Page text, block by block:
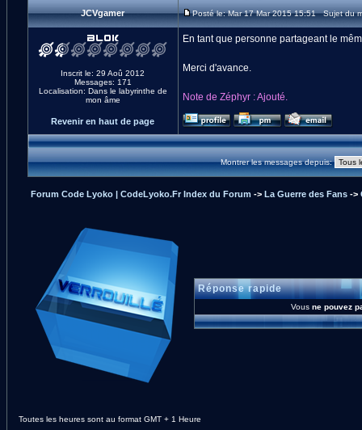
JCVgamer Posté le: Mar 17 Mar 2015 15:51 Sujet du
Inscrit le: 29 Aoû 2012
Messages: 171
Localisation: Dans le labyrinthe de
mon âme
En tant que personne partageant le
Merci d'avance.
Note de Zéphyr : Ajouté.
Revenir en haut de page
Montrer les messages depuis:
Forum Code Lyoko | CodeLyoko.Fr Index du Forum -> La Guerre des Fans->
Réponse rapide
Vous ne pouvez
Toutes les heures sont au format GMT + 1 Heure